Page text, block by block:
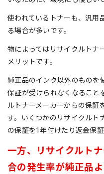
使われているトナーも、汎用
る場合が多いです。
物によってはリサイクルトナ
メリットです。
純正品のインク以外のものを
保証が受けられなくなること
ルトナーメーカーからの保証
す。いくつかのリサイクルト
の保証を1年付けたり返金保
一方、リサイクルト
合の発生率が純正品